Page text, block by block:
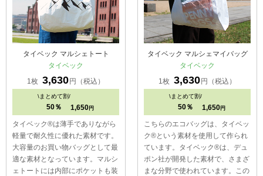
タイベック マルシェトート
タイベック
1枚 3,630 円（税込）
\まとめて割/
50％ 1,650 円
タイベック®は薄手でありながら
軽量で耐久性に優れた素材です。
大容量のお買い物バッグとして最
適な素材となっています。マルシ
ェトートには内部にポケットも装
タイベック マルシェマイバッグ
タイベック
1枚 3,630 円（税込）
\まとめて割/
50％ 1,650 円
こちらのエコバッグは、タイベッ
ク®という素材を使用して作られ
ています。タイベック®は、デュ
ポン社が開発した素材で、さまざ
まな分野で使われています。この